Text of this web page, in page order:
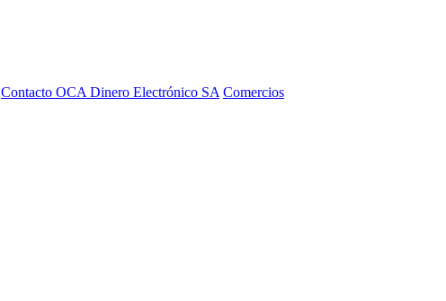
Contacto OCA Dinero Electrónico SA Comercios